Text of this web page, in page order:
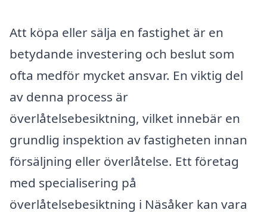
Att köpa eller sälja en fastighet är en
betydande investering och beslut som
ofta medför mycket ansvar. En viktig del
av denna process är
överlåtelsebesiktning, vilket innebär en
grundlig inspektion av fastigheten innan
försäljning eller överlåtelse. Ett företag
med specialisering på
överlåtelsebesiktning i Näsåker kan vara